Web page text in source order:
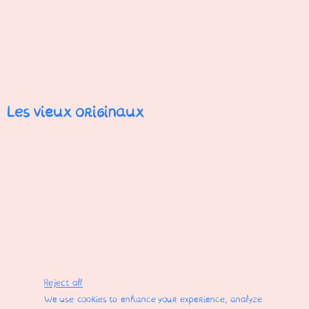
Reject all
We use cookies to enhance your experience, analyze
Les vieux originaux